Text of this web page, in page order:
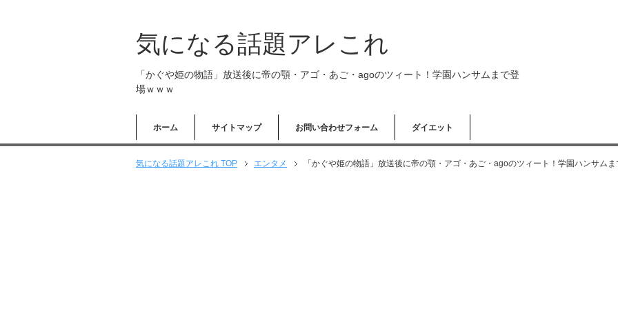
気になる話題アレこれ
「かぐや姫の物語」放送後に帝の顎・アゴ・あご・agoのツィート！学園ハンサムまで登
場ｗｗｗ
ホーム サイトマップ お問い合わせフォーム ダイエット
気になる話題アレこれ TOP エンタメ 「かぐや姫の物語」放送後に帝の顎・アゴ・あご・agoのツィート！学園ハンサムま